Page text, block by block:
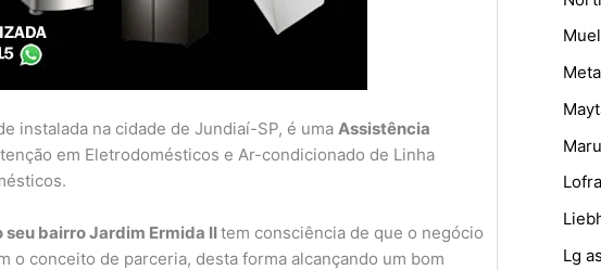
instalada na cidade de Jundiaí-SP, é uma Assistência
em Eletrodomésticos e Ar-condicionado de Linha
bairro Jardim Ermida IItem consciência de que o negócio
conceito de parceria, desta forma alcançando um bom
Lg